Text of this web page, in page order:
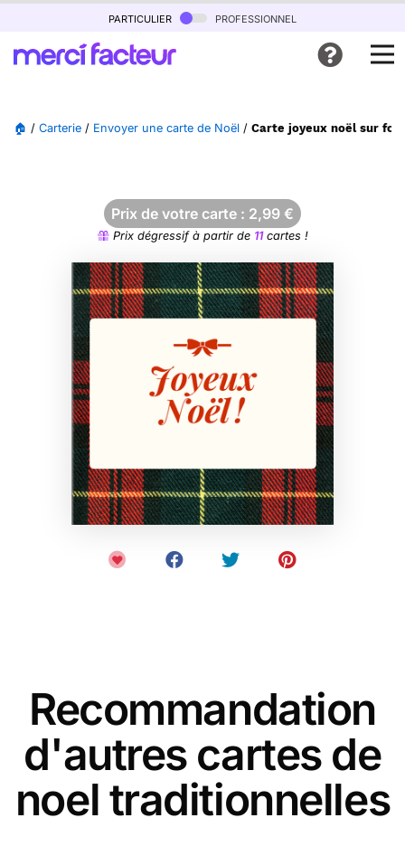
particulier professionnel
🏠 / Carterie / Envoyer une carte de Noël / Carte joyeux noël sur
Prix de votre carte : 2,99 €
Prix dégressif à partir de 11cartes !
Recommandation
d'autres cartes de
noel traditionnelles